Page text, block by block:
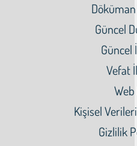
Güncel
Güncel
Vefat
Kişisel
Gizlilik